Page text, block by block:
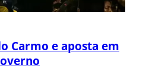
Carmo e aposta em